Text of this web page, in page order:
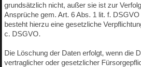
grundsätzlich nicht, außer sie ist zur
Ansprüche gem. Art. 6 Abs. 1 lit. f.
besteht hierzu eine gesetzliche
c. DSGVO.
Die Löschung der Daten erfolgt, wenn die
vertraglicher oder gesetzlicher